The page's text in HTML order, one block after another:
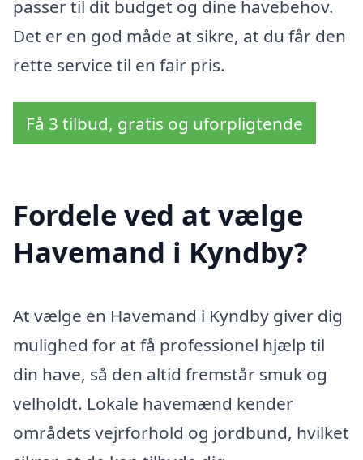
passer til dit budget og dine havebehov.
Det er en god måde at sikre, at du får den
rette service til en fair pris.
Få 3 tilbud, gratis og uforpligtende
Fordele ved at vælge
Havemand i Kyndby?
At vælge en Havemand i Kyndby giver dig
mulighed for at få professionel hjælp til
din have, så den altid fremstår smuk og
velholdt. Lokale havemænd kender
områdets vejrforhold og jordbund, hvilket